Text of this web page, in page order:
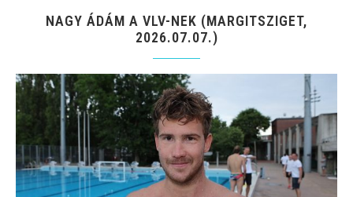
NAGY ÁDÁM A VLV-NEK (MARGITSZIGET,
2026.07.07.)